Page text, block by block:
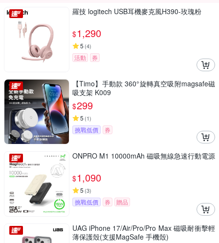
羅技 logitech USB耳機麥克風H390-玫瑰粉
$1,290
5 (4)
活動 券
【Timo】手動款 360°旋轉真空吸附magsafe磁
吸支架 K009
$299
5 (1)
挑戰低價 券
ONPRO M1 10000mAh 磁吸無線急速行動電源
$1,090
5 (3)
挑戰低價 券 贈品
UAG iPhone 17/Air/Pro/Pro Max 磁吸耐衝擊輕
薄保護殼(支援MagSafe 手機殼)